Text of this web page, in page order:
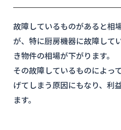
故障しているものがあると相
が、特に厨房機器に故障して
き物件の相場が下がります。
その故障しているものによっ
げてしまう原因にもなり、利
ます。